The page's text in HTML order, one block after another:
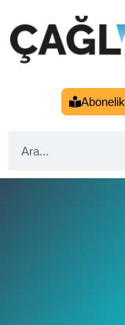
Abonelik